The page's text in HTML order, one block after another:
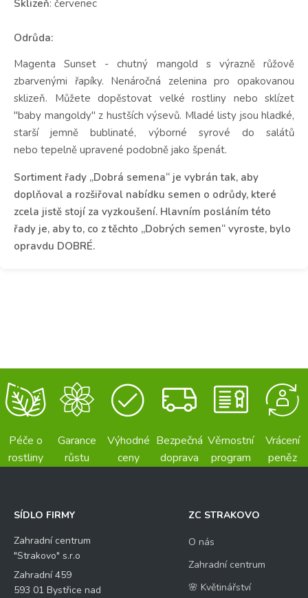
Sklizeň: červenec
Odrůda:
Magenta Sunset - chutný mangold s výrazně růžově
zbarvenými řapíky. Nenáročná zelenina pro opakovanou
sklizeň. Můžete dopěstovat velké rostliny nebo sklízet
"baby mangoldy" z hustších výsevů. Mladé listy jsou hladké,
starší jemně bublinaté, výborné syrové do salátů
nebo tepelně upravené podobně jako špenát.
Sortiment řady „Dobrá semena“ je vybrán tak, aby
doplňoval a rozšiřoval nabídku semen o odrůdy, které
zcela jistě stojí za vyzkoušení. Hlavním posláním této
řady je, aby to, co z těchto „Dobrých semen“ vyroste, bylo
opravdu DOBRÉ.
Péče o
rostliny
Garance
růstu
Výhodné
ceny
Bezpečná
doprava
Věrnostní
program
Vrácení
peněz
SÍDLO FIRMY
Zahradní centrum
"Strakovo" s.r.o
Zahradní 459
593 01 Bystřice nad
ZC STRAKOVO
O nás
Zahradní centrum
🌸 Květinářství